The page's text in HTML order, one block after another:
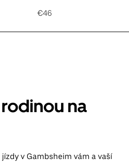
€46
na
v Gambsheim vám a vaší